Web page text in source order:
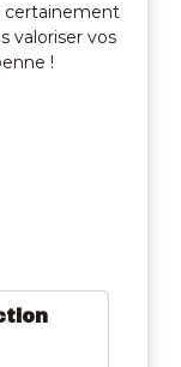
certainement
valoriser vos
!